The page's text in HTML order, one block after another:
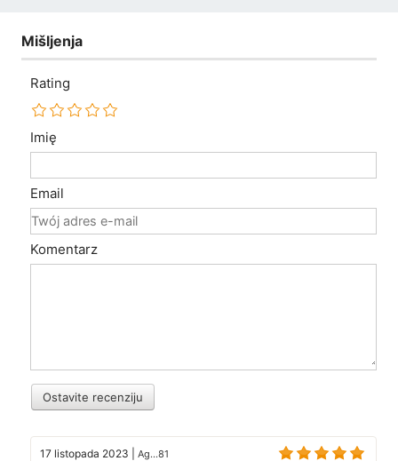
Mišljenja
Rating
Imię
Email
Komentarz
Ostavite recenziju
17 listopada 2023 Ag...81